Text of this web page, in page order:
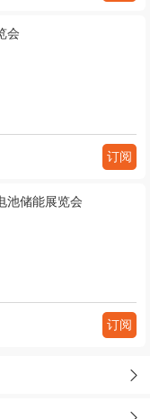
会
订阅
池储能展览会
订阅